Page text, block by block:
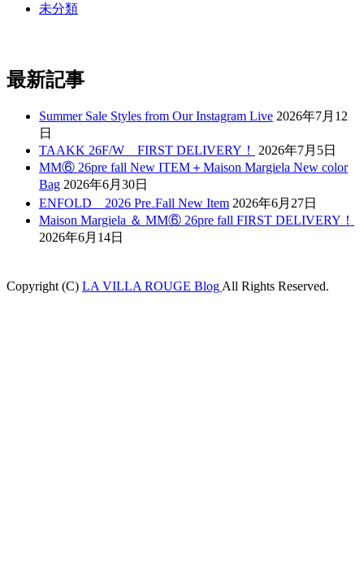
未分類
最新記事
Summer Sale Styles from Our Instagram Live 2026年7月12
日
TAAKK 26F/W FIRST DELIVERY！
2026年7月5日
MM⑥ 26pre fall New ITEM＋Maison Margiela New color
Bag 2026年6月30日
ENFOLD 2026 Pre₋Fall New Item 2026年6月27日
Maison Margiela ＆ MM⑥ 26pre fall FIRST DELIVERY！
2026年6月14日
Copyright (C) LA VILLA ROUGE BlogAll Rights Reserved.